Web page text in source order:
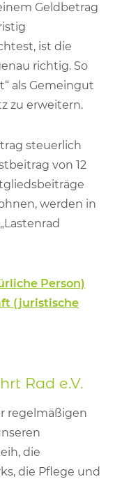
Geldbetrag
ist die
richtig. So
als Gemeingut
zu erweitern.
steuerlich
von 12
werden in
Person)
(juristische
Rad e.V.
regelmäßigen
die
die Pflege und